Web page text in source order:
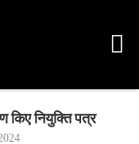
किए नियुक्ति पत्र